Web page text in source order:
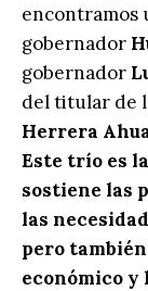
encontramos
gobernador
gobernador
del titular de
Herrera
Este trío es
sostiene las
las
pero
económico y